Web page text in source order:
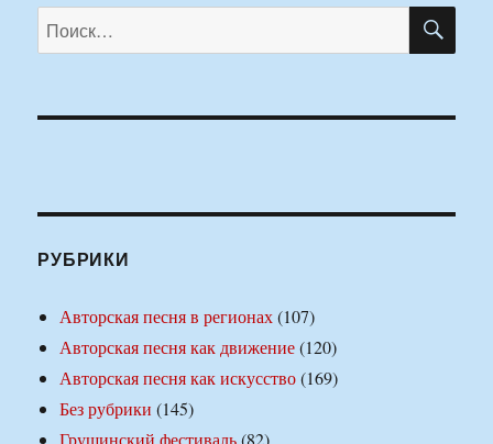
Искать:
РУБРИКИ
Авторская песня в регионах(107)
Авторская песня как движение(120)
Авторская песня как искусство(169)
Без рубрики (145)
Грушинский фестиваль(82)